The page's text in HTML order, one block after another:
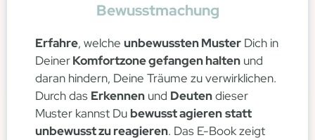
Bewusstmachung
Erfahre, welche unbewussten Muster Dich in
DeinerKomfortzone gefangen halten und
daran hindern, Deine Träume zu verwirklichen.
Durch das Erkennen und Deutendieser
Muster kannst Du bewusst agierenstatt
unbewusst zu reagieren. Das E-Book zeigt